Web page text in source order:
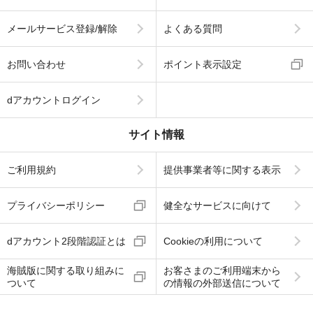
メールサービス登録/解除 よくある質問
お問い合わせ ポイント表示設定
dアカウントログイン
サイト情報
ご利用規約 提供事業者等に関する表示
プライバシーポリシー 健全なサービスに向けて
dアカウント2段階認証とは Cookieの利用について
海賊版に関する取り組みに
ついて
お客さまのご利用端末から
の情報の外部送信について